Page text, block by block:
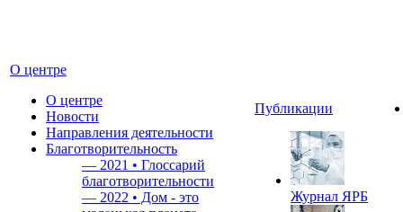
О центре
О центре
Новости
Направления деятельности
Благотворительность
— 2021 • Глоссарий
благотворительности
— 2022 • Дом - это
Публикации
Журнал ЯРБ